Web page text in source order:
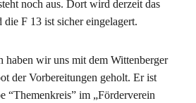
noch aus. Dort wird derzeit das
F 13 ist sicher eingelagert.
haben wir uns mit dem Wittenberger
der Vorbereitungen geholt. Er ist
“Themenkreis” im „Förderverein